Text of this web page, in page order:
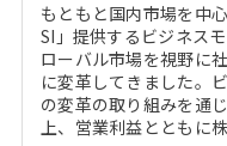
もともと国内市場を中
SI」提供するビジネス
ローバル市場を視野に
に変革してきました。
の変革の取り組みを通
上、営業利益とともに